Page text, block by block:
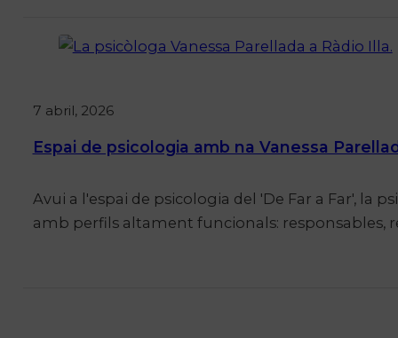
7 abril, 2026
Espai de psicologia amb na Vanessa
Avui a l'espai de psicologia del 'De Far a Far', la
amb perfils altament funcionals: responsables,